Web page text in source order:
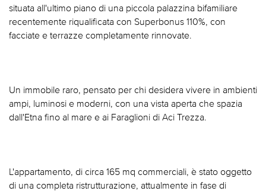
situata all'ultimo piano di una piccola palazzina bifamiliare
recentemente riqualificata con Superbonus 110%, con
facciate e terrazze completamente rinnovate.
Un immobile raro, pensato per chi desidera vivere in ambienti
ampi, luminosi e moderni, con una vista aperta che spazia
dall'Etna fino al mare e ai Faraglioni di Aci Trezza.
L'appartamento, di circa 165 mq commerciali, è stato oggetto
di una completa ristrutturazione, attualmente in fase di